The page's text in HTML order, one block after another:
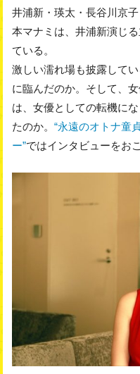
井浦新・瑛太・長谷川京
本マナミは、井浦新演じ
ている。
激しい濡れ場も披露して
に臨んだのか。そして、
は、女優としての転機に
たのか。 “永遠のオトナ童
ー”ではインタビューをお